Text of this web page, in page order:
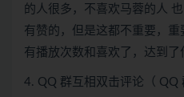
的人很多，不喜欢马蓉的人
有赞的，但是这都不重要，
有播放次数和喜欢了，达到了
4. QQ 群互相双击评论（ QQ